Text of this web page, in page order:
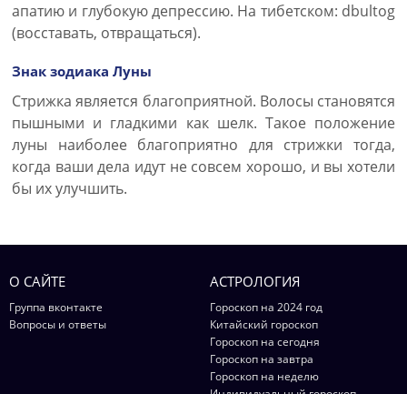
апатию и глубокую депрессию. На тибетском: dbultog
(восставать, отвращаться).
Знак зодиака Луны
Стрижка является благоприятной. Волосы становятся
пышными и гладкими как шелк. Такое положение
луны наиболее благоприятно для стрижки тогда,
когда ваши дела идут не совсем хорошо, и вы хотели
бы их улучшить.
О САЙТЕ
Группа вконтакте
Вопросы и ответы
АСТРОЛОГИЯ
Гороскоп на 2024 год
Китайский гороскоп
Гороскоп на сегодня
Гороскоп на завтра
Гороскоп на неделю